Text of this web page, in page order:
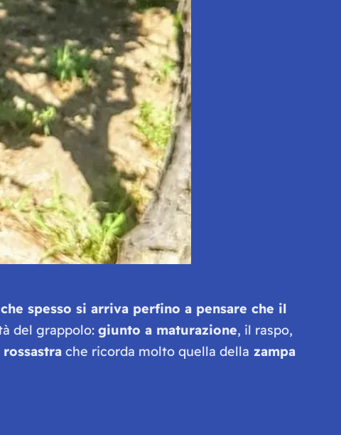
che spesso si arriva perfino a pensare che il
del grappolo: giunto a maturazione, il raspo,
che ricorda molto quella della zampa